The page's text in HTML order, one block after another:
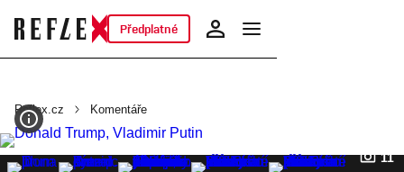
Předplatné
Reflex.cz Komentáře
11